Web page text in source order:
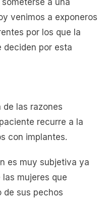
a una
venimos a exponeros
por los que la
deciden por esta
de las razones
recurre a la
con implantes.
es muy subjetiva ya
mujeres que
de sus pechos